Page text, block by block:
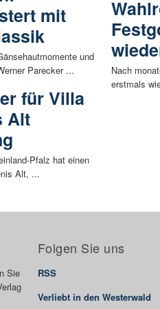
mit
und
Parecker ...
für Villa
Alt
Pfalz hat einen
Alt, ...
Nach
erstmals
Sie
Folgen Sie uns
RSS
Verliebt in den Westerwald